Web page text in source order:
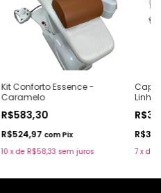
Kit Conforto Essence -
Caramelo
R$583,30
R$524,97 comPix
10 xde R$58,33 sem juros
Capa
Linha
7 x de